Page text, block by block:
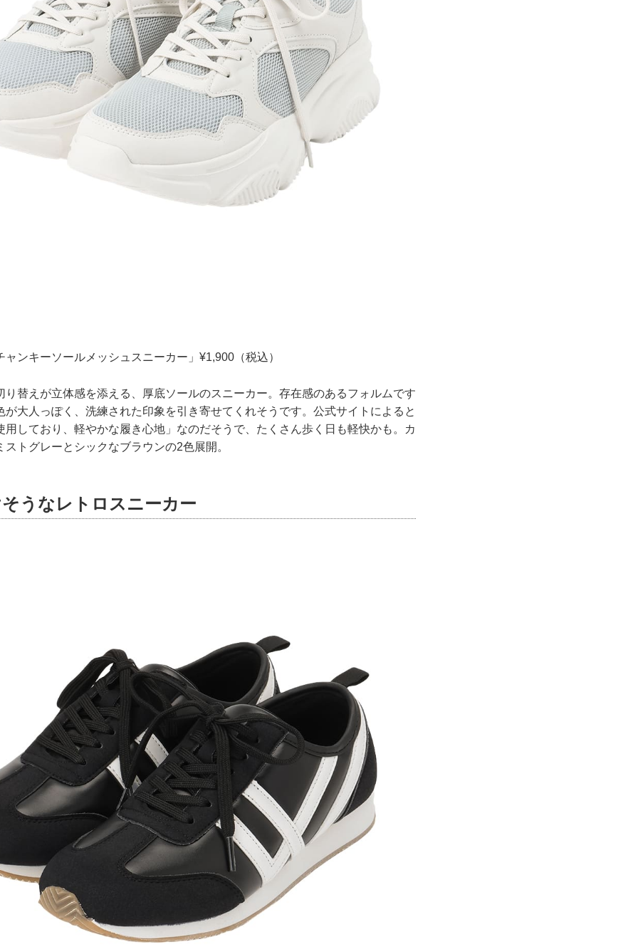
ンキーソールメッシュスニーカー」¥1,900（税込）
り替えが立体感を添える、厚底ソールのスニーカー。存在感のあるフォルムです
が大人っぽく、洗練された印象を引き寄せてくれそうです。公式サイトによると
用しており、軽やかな履き心地」なのだそうで、たくさん歩く日も軽快かも。カ
トグレーとシックなブラウンの2色展開。
うなレトロスニーカー